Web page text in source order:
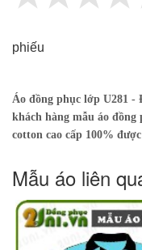
phiếu
Áo đồng phục lớp U281
khách hàng mẫu áo
cotton cao cấp 100%
Mẫu áo liên